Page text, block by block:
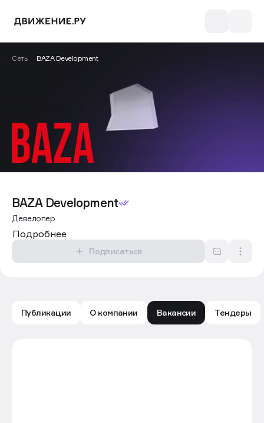
Сеть BAZA Development
BAZA Development
Девелопер
Подробнее
Подписаться
Публикации О компании Вакансии Тендеры